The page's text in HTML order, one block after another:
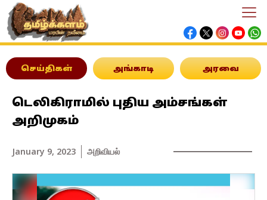
செய்திகள் அங்காடி அரவை
டெலிகிராமில் புதிய அம்சங்கள்
அறிமுகம்
January 9, 2023 அறிவியல்